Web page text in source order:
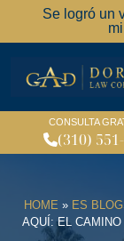
Se logró un
CONSULTA
(310)
HOME » ES
AQUÍ: EL